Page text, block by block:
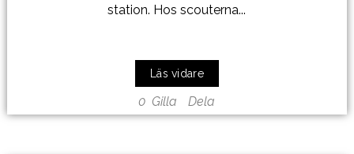
station. Hos scouterna...
Läs vidare
0 Gilla Dela